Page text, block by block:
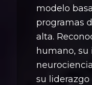
modelo
programas
alta.
humano,
su